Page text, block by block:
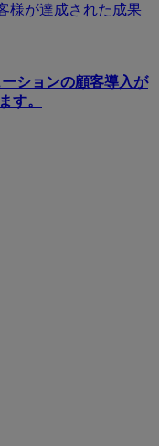
様が達成された成果
ションの顧客導入が
す。